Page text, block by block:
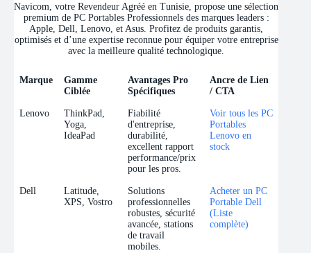
Navicom, votre Revendeur Agréé en Tunisie, propose une sélection
premium de PC Portables Professionnels des marques leaders :
Apple, Dell, Lenovo, et Asus. Profitez de produits garantis,
optimisés et d’une expertise reconnue pour équiper votre entreprise
avec la meilleure qualité technologique.
Marque
Gamme
Ciblée
Avantages Pro
Spécifiques
Ancre de Lien
/ CTA
Marque
Gamme
Ciblée
Avantages Pro
Spécifiques
Ancre de Lien
/ CTA
Lenovo
ThinkPad,
Yoga,
IdeaPad
Fiabilité
d'entreprise,
durabilité,
excellent rapport
performance/prix
pour les pros.
Voir tous les PC
Portables
Lenovo en
stock
Dell
Latitude,
XPS, Vostro
Solutions
professionnelles
robustes, sécurité
avancée, stations
de travail
mobiles.
Acheter un PC
Portable Dell
(Liste
complète)